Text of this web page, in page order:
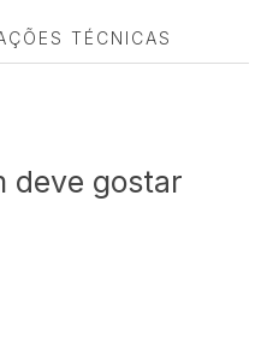
TÉCNICAS
deve gostar